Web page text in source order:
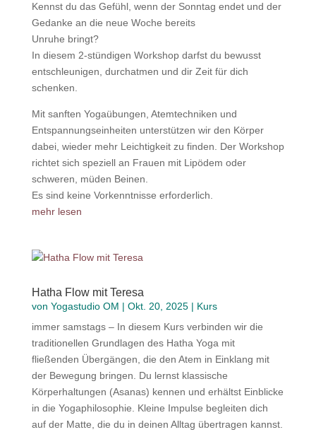
Kennst du das Gefühl, wenn der Sonntag endet und der
Gedanke an die neue Woche bereits
Unruhe bringt?
In diesem 2-stündigen Workshop darfst du bewusst
entschleunigen, durchatmen und dir Zeit für dich
schenken.
Mit sanften Yogaübungen, Atemtechniken und
Entspannungseinheiten unterstützen wir den Körper
dabei, wieder mehr Leichtigkeit zu finden. Der Workshop
richtet sich speziell an Frauen mit Lipödem oder
schweren, müden Beinen.
Es sind keine Vorkenntnisse erforderlich.
mehr lesen
Hatha Flow mit Teresa
von Yogastudio OM | Okt. 20, 2025| Kurs
immer samstags – In diesem Kurs verbinden wir die
traditionellen Grundlagen des Hatha Yoga mit
fließenden Übergängen, die den Atem in Einklang mit
der Bewegung bringen. Du lernst klassische
Körperhaltungen (Asanas) kennen und erhältst Einblicke
in die Yogaphilosophie. Kleine Impulse begleiten dich
auf der Matte, die du in deinen Alltag übertragen kannst.